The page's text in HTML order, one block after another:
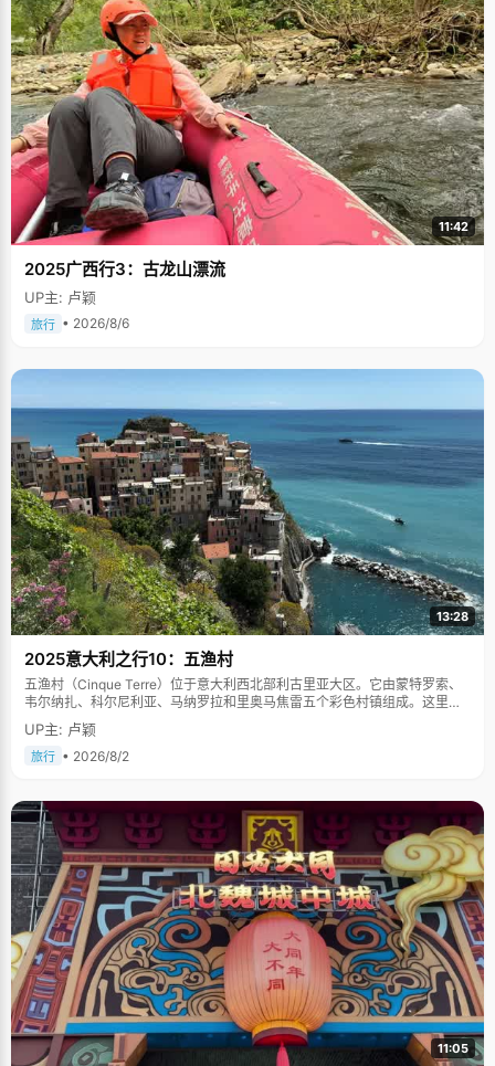
11:42
2025广西行3：古龙山漂流
UP主: 卢颖
旅行 • 2026/8/6
13:28
2025意大利之行10：五渔村
五渔村（Cinque Terre）位于意大利西北部利古里亚大区。它由蒙特罗索、
韦尔纳扎、科尔尼利亚、马纳罗拉和里奥马焦雷五个彩色村镇组成。这里依
山傍海，房屋色彩斑斓，1997年被列为世界文化遗产。
UP主: 卢颖
旅行 • 2026/8/2
11:05